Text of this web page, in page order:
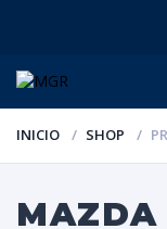
INICIO SHOP
MAZDA